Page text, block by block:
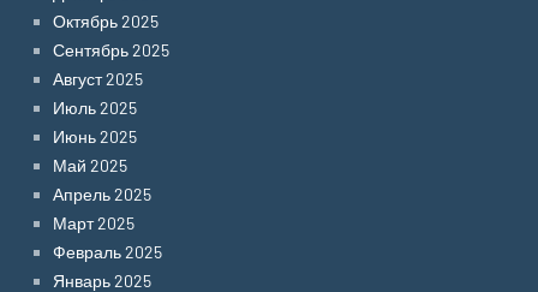
Октябрь 2025
Сентябрь 2025
Август 2025
Июль 2025
Июнь 2025
Май 2025
Апрель 2025
Март 2025
Февраль 2025
Январь 2025